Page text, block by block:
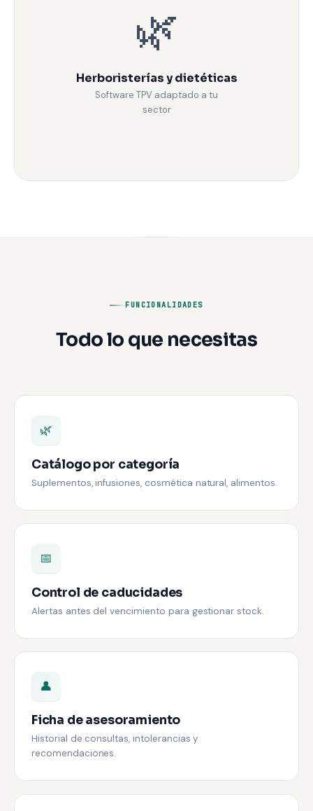
🌿
Herboristerías y dietéticas
Software TPV adaptado a tu
sector
FUNCIONALIDADES
Todo lo que necesitas
🌿
Catálogo por categoría
Suplementos, infusiones, cosmética natural, alimentos.
📅
Control de caducidades
Alertas antes del vencimiento para gestionar stock.
👤
Ficha de asesoramiento
Historial de consultas, intolerancias y
recomendaciones.